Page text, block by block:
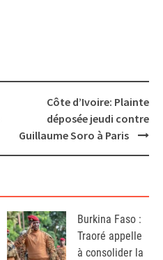
Côte d’Ivoire: Plainte
déposée jeudi contre
Guillaume Soro à Paris
Burkina Faso :
Traoré appelle
à consolider la